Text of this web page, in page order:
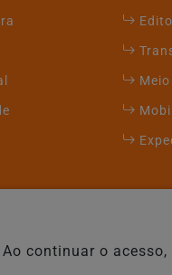
continuar o